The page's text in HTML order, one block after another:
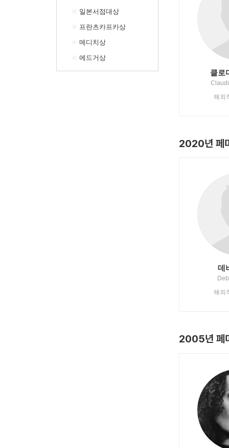
일본서점대상
프란츠카프카상
메디치상
에드거상
클로
해외
2020년 페
데
해외
2005년 페